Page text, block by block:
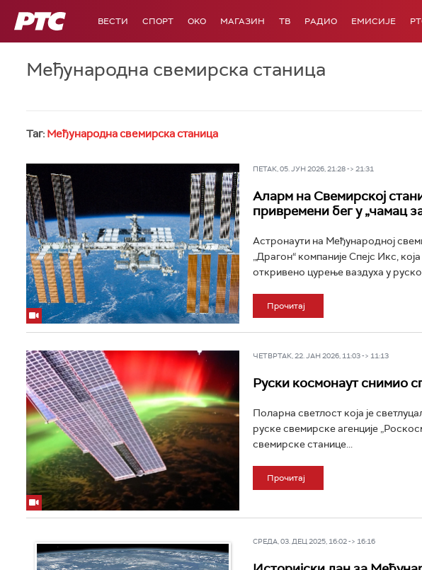
РТС ВЕСТИ СПОРТ OKO МАГАЗИН ТВ РАДИО ЕМИСИЈЕ
Међународна свемирска станица
Таг: Међународна свемирска станица
ПЕТАК, 05. ЈУН 2026, 21:28 -> 21:31
Аларм на Свемирској
привремени бег у „чамац
Астронаути на Међународној
„Драгон“ компаније Спејс Икс,
откривено цурење ваздуха у
Прочитај
ЧЕТВРТАК, 22. ЈАН 2026, 11:03 -> 11:13
Руски космонаут снимио
Поларна светлост која је
руске свемирске агенције
свемирске станице...
Прочитај
СРЕДА, 03. ДЕЦ 2025, 16:02 -> 16:16